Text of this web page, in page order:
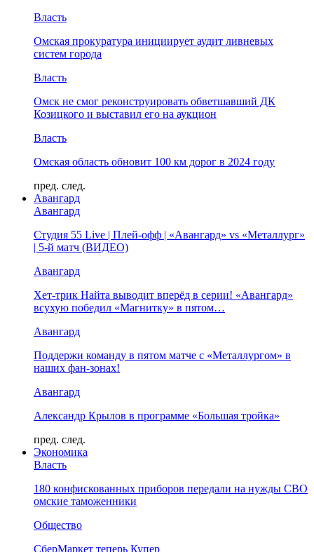
Власть
Омская прокуратура инициирует аудит ливневых
систем города
Власть
Омск не смог реконструировать обветшавший ДК
Козицкого и выставил его на аукцион
Власть
Омская область обновит 100 км дорог в 2024 году
пред. след.
Авангард
Авангард
Студия 55 Live | Плей-офф | «Авангард» vs «Металлург»
| 5-й матч (ВИДЕО)
Авангард
Хет-трик Найта выводит вперёд в серии! «Авангард»
всухую победил «Магнитку» в пятом…
Авангард
Поддержи команду в пятом матче с «Металлургом» в
наших фан-зонах!
Авангард
Александр Крылов в программе «Большая тройка»
пред. след.
Экономика
Власть
180 конфискованных приборов передали на нужды СВО
омские таможенники
Общество
СберМаркет теперь Купер